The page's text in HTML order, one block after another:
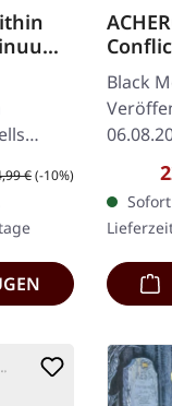
Preis:
€(-10%)
God |
Black
haben.